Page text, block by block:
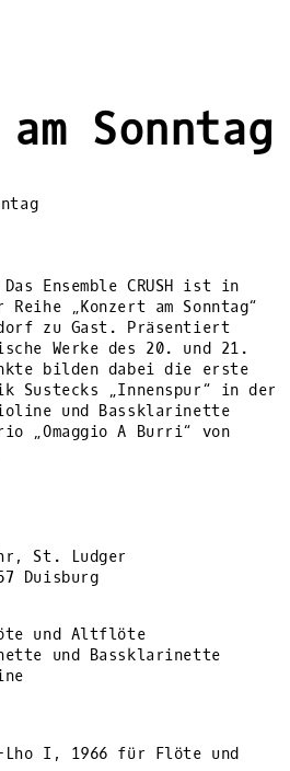
Sonntag
Das Ensemble CRUSH ist in
„Konzert am Sonntag“
zu Gast. Präsentiert
Werke des 20. und 21.
bilden dabei die erste
Sustecks „Innenspur“ in der
und Bassklarinette
„Omaggio A Burri“ von
St. Ludger
Duisburg
und Altflöte
und Bassklarinette
I, 1966 für Flöte und